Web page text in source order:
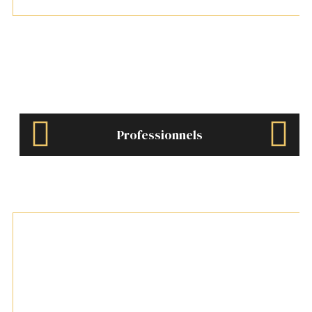
Professionnels